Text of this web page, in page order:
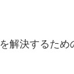
解決するため